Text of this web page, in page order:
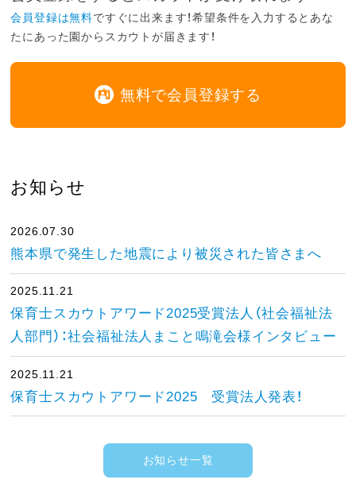
会員登録は無料ですぐに出来ます！希望条件を入力するとあな
たにあった園からスカウトが届きます！
無料で会員登録する
お知らせ
2026.07.30
熊本県で発生した地震により被災された皆さまへ
2025.11.21
保育士スカウトアワード2025受賞法人（社会福祉法
人部門）：社会福祉法人まこと鳴滝会様インタビュー
2025.11.21
保育士スカウトアワード2025 受賞法人発表！
お知らせ一覧